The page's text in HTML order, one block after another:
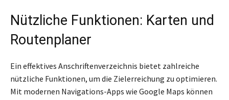
Nützliche Funktionen: Karten und
Routenplaner
Ein effektives Anschriftenverzeichnis bietet zahlreiche
nützliche Funktionen, um die Zielerreichung zu optimieren.
Mit modernen Navigations-Apps wie Google Maps können